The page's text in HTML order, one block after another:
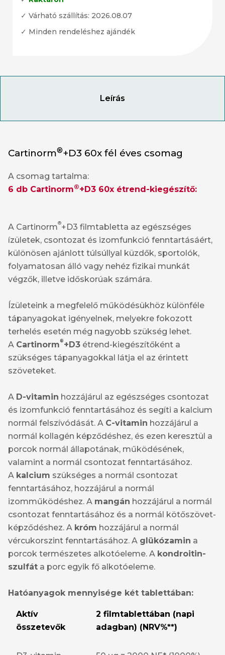
✓ Várható szállítás: 2026.08.07
✓ Minden rendeléshez ajándék
Leírás
Cartinorm®+D3 60x fél éves csomag
A csomag tartalma:
6 db Cartinorm®+D3 60x étrend-kiegészítő:
A Cartinorm®+D3 filmtabletta az egészséges
ízületek, csontozat és izomfunkció fenntartásáért,
különösen ajánlott túlsúllyal küzdők, sportolók,
folyamatosan álló vagy nehéz fizikai munkát
végzők, illetve időskorúak számára.
Ízületeink a megfelelő működésükhöz különféle
tápanyagokat igényelnek, melyekre fokozott
terhelés esetén még nagyobb szükség lehet.
A Cartinorm®+D3 étrend-kiegészítőként a
szükséges tápanyagokkal látja el az érintett
szöveteket.
A D-vitamin hozzájárul az egészséges csontozat
és izomfunkció fenntartásához és segíti a kalcium
normál felszívódását. A C-vitamin hozzájárul a
normál kollagén képződéshez, és ezen keresztül a
porcok normál állapotának, működésének,
valamint a normál csontozat fenntartásához.
A kalcium szükséges a normál csontozat
fenntartásához, hozzájárul a normál
izomműködéshez. A mangán hozzájárul a normál
csontozat fenntartásához és a normál kötőszövet-
képződéshez. A króm hozzájárul a normál
vércukorszint fenntartásához. A glükózamin a
porcok természetes alkotóeleme. A kondroitin-
szulfát a porc egyik fő alkotóeleme.
Hatóanyagok mennyisége két tablettában:
Aktív
összetevők
2 filmtablettában (napi
adagban) (NRV%**)